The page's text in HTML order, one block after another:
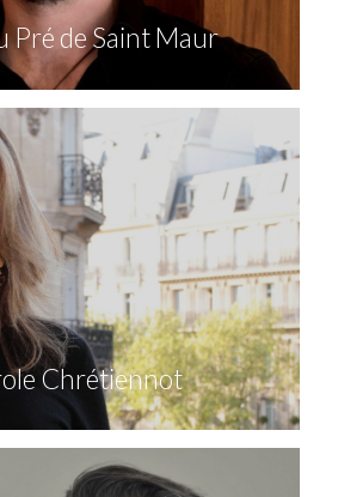
Pré de Saint Maur
Chrétiennot